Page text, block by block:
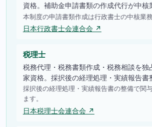
資格。補助金申請書類の作成代行が中核
本制度の申請書類作成は行政書士の中核業務
日本行政書士会連合会 ↗
税理士
税務代理・税務書類作成・税務相談を独
家資格。採択後の経理処理・実績報告書
採択後の経理処理・実績報告書の整備で関
ます。
日本税理士会連合会 ↗